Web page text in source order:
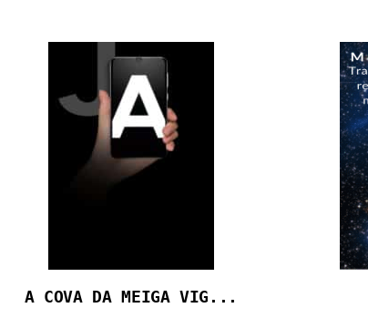
A COVA DA MEIGA VIG...